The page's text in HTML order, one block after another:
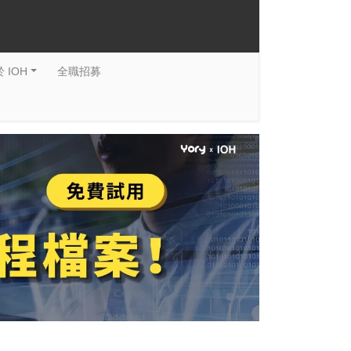
IOH 全職招募